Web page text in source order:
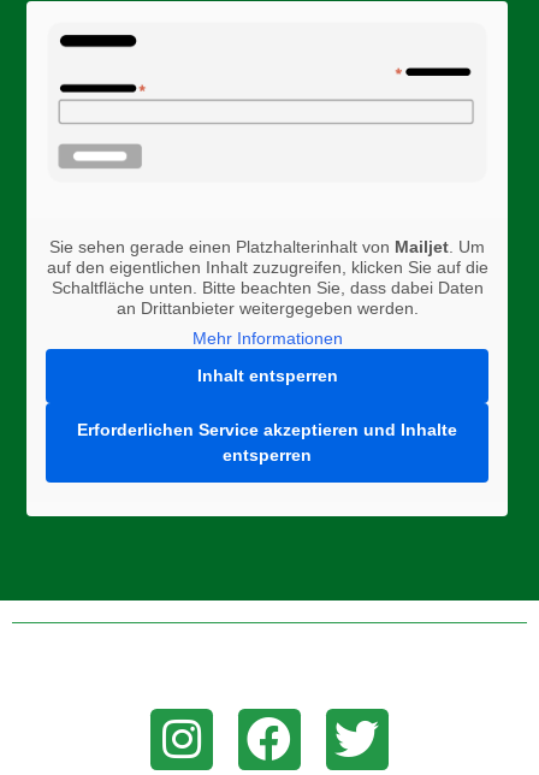
Sie sehen gerade einen Platzhalterinhalt von Mailjet . Um
auf den eigentlichen Inhalt zuzugreifen, klicken Sie auf die
Schaltfläche unten. Bitte beachten Sie, dass dabei Daten
an Drittanbieter weitergegeben werden.
Mehr Informationen
Inhalt entsperren
Erforderlichen Service akzeptieren und Inhalte
entsperren